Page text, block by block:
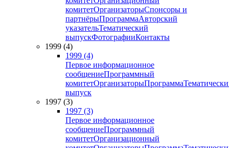
комитетОрганизаторыСпонсоры и
партнёрыПрограммаАвторский
указательТематический
выпускФотографииКонтакты
1999 (4)
1999 (4)
Первое информационное
сообщениеПрограммный
комитетОрганизаторыПрограмма
выпуск
1997 (3)
1997 (3)
Первое информационное
сообщениеПрограммный
комитетОрганизационный